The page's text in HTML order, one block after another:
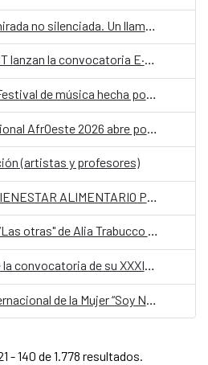
AECID y Fundación VIST lanzan la convocatoria E·CO/26] Sobre el tiempo
Chascona Fest 2026: Festival de música hecha por mujeres
(artistas y profesores)
Taller “AUTONOMÍA Y BIENESTAR ALIMENTARIO PARA MUJERES” del proyecto “Germinando nuestro barrio”
Presentación del libro “Las otras" de Alia Trabucco Zerán
Fundación Loewe abre la convocatoria de su XXXIX Premio Internacional de Poesía 2026
- 140 de 1.778 resultados.